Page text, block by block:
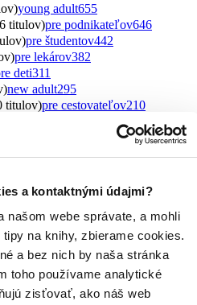
a kontaktnými údajmi?
našom webe správate, a mohli
na knihy, zbierame cookies.
a bez nich by naša stránka
toho používame analytické
zisťovať, ako náš web
young adult655
titulov)pre podnikateľov646
pre študentov442
pre lekárov382
deti311
new adult295
titulov)pre cestovateľov210
titulov)
pre začiatočníkov79
pre cudzincov
pre učiteľov56
pre žiakov56
pre kresťanov 52
22
pre právnikov18
samoukovia14